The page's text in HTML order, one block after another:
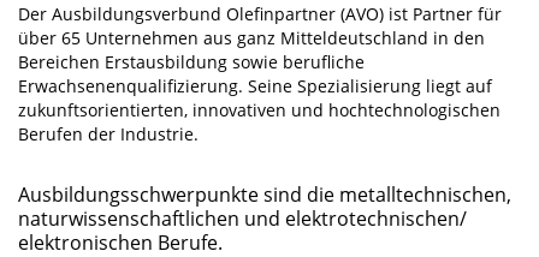
Der Ausbildungsverbund Olefinpartner (AVO) ist Partner für
über 65 Unternehmen aus ganz Mitteldeutschland in den
Bereichen Erstausbildung sowie berufliche
Erwachsenenqualifizierung. Seine Spezialisierung liegt auf
zukunftsorientierten, innovativen und hochtechnologischen
Berufen der Industrie.
Ausbildungsschwerpunkte sind die metalltechnischen,
naturwissenschaftlichen und elektrotechnischen/
elektronischen Berufe.